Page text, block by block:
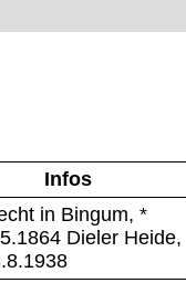
Infos
in Bingum, *
Dieler Heide,